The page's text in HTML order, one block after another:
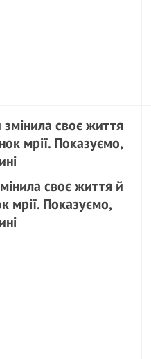
своє життя й
мрії. Показуємо,